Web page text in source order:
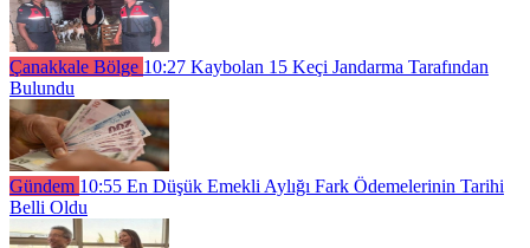
Çanakkale Bölge 10:27 Kaybolan 15 Keçi Jandarma Tarafından
Bulundu
Gündem 10:55 En Düşük Emekli Aylığı Fark Ödemelerinin Tarihi
Belli Oldu